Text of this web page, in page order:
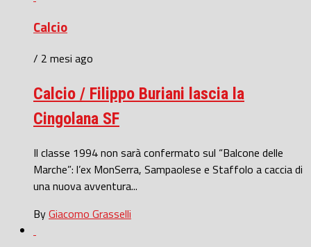
Calcio
/ 2 mesi ago
Calcio / Filippo Buriani lascia la
Cingolana SF
Il classe 1994 non sarà confermato sul “Balcone delle
Marche”: l’ex MonSerra, Sampaolese e Staffolo a caccia di
una nuova avventura...
ByGiacomo Grasselli